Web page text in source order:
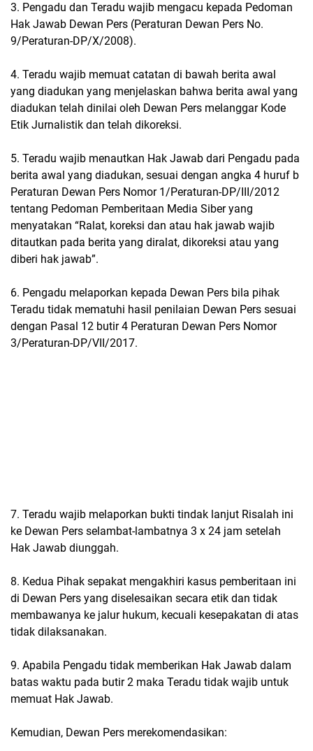
3. Pengadu dan Teradu wajib mengacu kepada Pedoman
Hak Jawab Dewan Pers (Peraturan Dewan Pers No.
9/Peraturan-DP/X/2008).
4. Teradu wajib memuat catatan di bawah berita awal
yang diadukan yang menjelaskan bahwa berita awal yang
diadukan telah dinilai oleh Dewan Pers melanggar Kode
Etik Jurnalistik dan telah dikoreksi.
5. Teradu wajib menautkan Hak Jawab dari Pengadu pada
berita awal yang diadukan, sesuai dengan angka 4 huruf b
Peraturan Dewan Pers Nomor 1/Peraturan-DP/III/2012
tentang Pedoman Pemberitaan Media Siber yang
menyatakan “Ralat, koreksi dan atau hak jawab wajib
ditautkan pada berita yang diralat, dikoreksi atau yang
diberi hak jawab”.
6. Pengadu melaporkan kepada Dewan Pers bila pihak
Teradu tidak mematuhi hasil penilaian Dewan Pers sesuai
dengan Pasal 12 butir 4 Peraturan Dewan Pers Nomor
3/Peraturan-DP/VII/2017.
7. Teradu wajib melaporkan bukti tindak lanjut Risalah ini
ke Dewan Pers selambat-lambatnya 3 x 24 jam setelah
Hak Jawab diunggah.
8. Kedua Pihak sepakat mengakhiri kasus pemberitaan ini
di Dewan Pers yang diselesaikan secara etik dan tidak
membawanya ke jalur hukum, kecuali kesepakatan di atas
tidak dilaksanakan.
9. Apabila Pengadu tidak memberikan Hak Jawab dalam
batas waktu pada butir 2 maka Teradu tidak wajib untuk
memuat Hak Jawab.
Kemudian, Dewan Pers merekomendasikan: